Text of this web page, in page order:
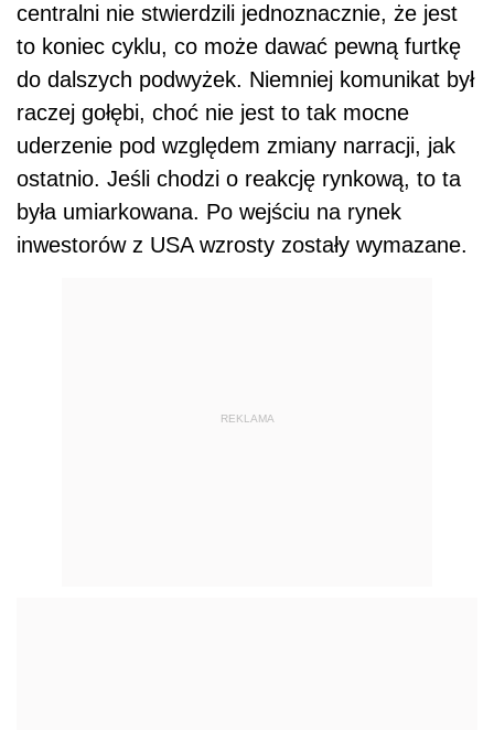
centralni nie stwierdzili jednoznacznie, że jest
to koniec cyklu, co może dawać pewną furtkę
do dalszych podwyżek. Niemniej komunikat był
raczej gołębi, choć nie jest to tak mocne
uderzenie pod względem zmiany narracji, jak
ostatnio. Jeśli chodzi o reakcję rynkową, to ta
była umiarkowana. Po wejściu na rynek
inwestorów z USA wzrosty zostały wymazane.
REKLAMA